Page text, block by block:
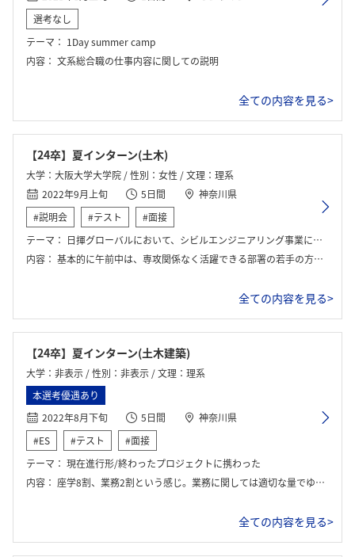
選考なし
テーマ： 1Day summer camp
内容： 文系総合職の仕事内容に関しての説明
全ての内容を見る>
【24卒】夏インターン(土木)
大学：大阪大学大学院 / 性別：女性 / 文理：理系
2022年9月上旬
5日間
神奈川県
#説明会
#テスト
#面接
テーマ： 日揮グローバルにおいて、シビルエンジニアリング事業についての知識を深めた。
内容： 基本的に午前中は、専攻関係なく活躍できる部署の若手の方からその部署の説明会を、部署ごとに40分ずつお話を聞き、午後から専門の部署に配属されるといった流れでした。 最終日は、午後から、年次の高い方々の会社でどのように働いてきたか、や、年次が上がったときなイメージを聞くことができました。
全ての内容を見る>
【24卒】夏インターン(土木建築)
大学：非表示 / 性別：非表示 / 文理：理系
本選考優遇あり
2022年8月下旬
5日間
神奈川県
#ES
#テスト
#面接
テーマ： 現在進行形/終わったプロジェクトに携わった
内容： 座学8割、業務2割という感じ。業務に関しては適切な量でゆとりがあった。
全ての内容を見る>